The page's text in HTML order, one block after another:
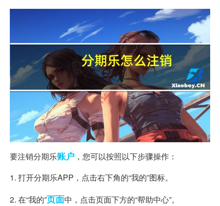
要注销分期乐账户 ，您可以按照以下步骤操作：
1. 打开分期乐APP，点击右下角的“我的”图标。
2. 在“我的”页面中，点击页面下方的“帮助中心”。